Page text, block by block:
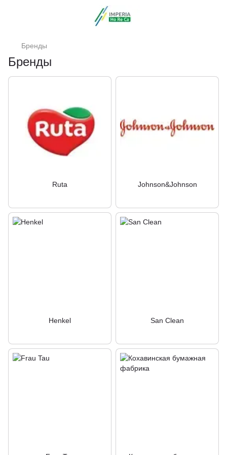
Бренды
Бренды
Ruta Johnson&Johnson
Henkel San Clean